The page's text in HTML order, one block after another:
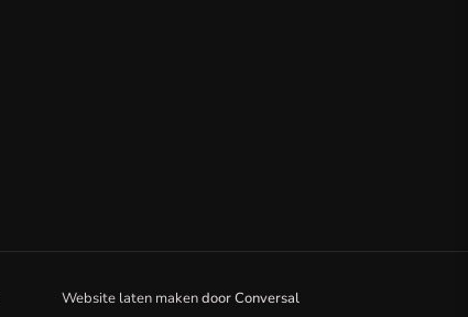
Website laten makendoorConversal